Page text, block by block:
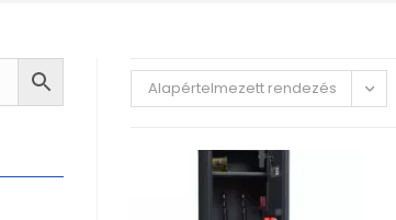
Alapértelmezett rendezés